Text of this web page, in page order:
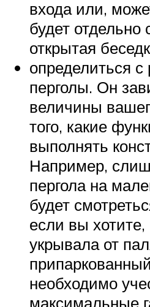
входа или,
будет отдельно
открытая
определиться
перголы. Он
величины
того, какие
выполнять
Например,
пергола на
будет
если вы
укрывала от
необходимо
максимальные